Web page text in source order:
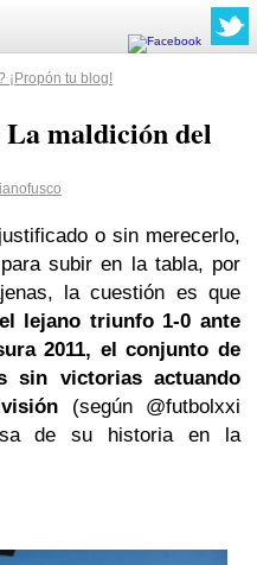
¡Propón tu blog!
La maldición del
o sin merecerlo,
subir en la tabla, por
la cuestión es que
lejano triunfo 1-0 ante
2011, el conjunto de
sin victorias actuando
(según @futbolxxi
de su historia en la